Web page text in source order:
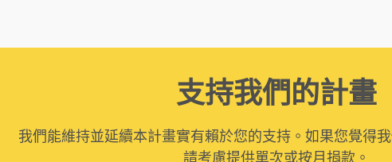
支持我們的計畫
我們能維持並延續本計畫實有賴於您的支持。如果您覺得
請考慮提供單次或按月捐款。